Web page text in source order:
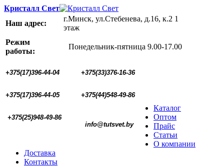
Кристалл Свет
Наш адрес:
г.Минск, ул.Стебенева, д.16, к.2 1
этаж
Режим
работы:
Понедельник-пятница 9.00-17.00
+375(17)396-44-04 +375(33)376-16-36
+375(17)396-44-05 +375(44)548-49-86
+375(25)948-49-86
  info@tutsvet.by
Каталог
Оптом
Прайс
Статьи
О компании
Доставка
Контакты